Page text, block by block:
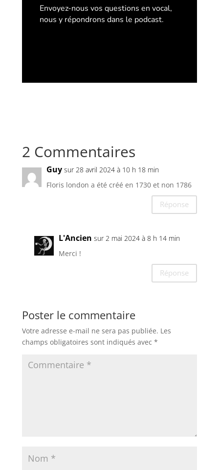
Envoyez-nous vos questions en vocal,
nous y répondrons dans le podcast.
2 Commentaires
Guy sur 28 avril 2024 à 10 h 18 min
Floris london a été créé en 1730 et non 1786
Réponse
L'Ancien sur 2 mai 2024 à 8 h 14 min
Merci !
Réponse
Poster le commentaire
Votre adresse e-mail ne sera pas publiée. Les
champs obligatoires sont indiqués avec *